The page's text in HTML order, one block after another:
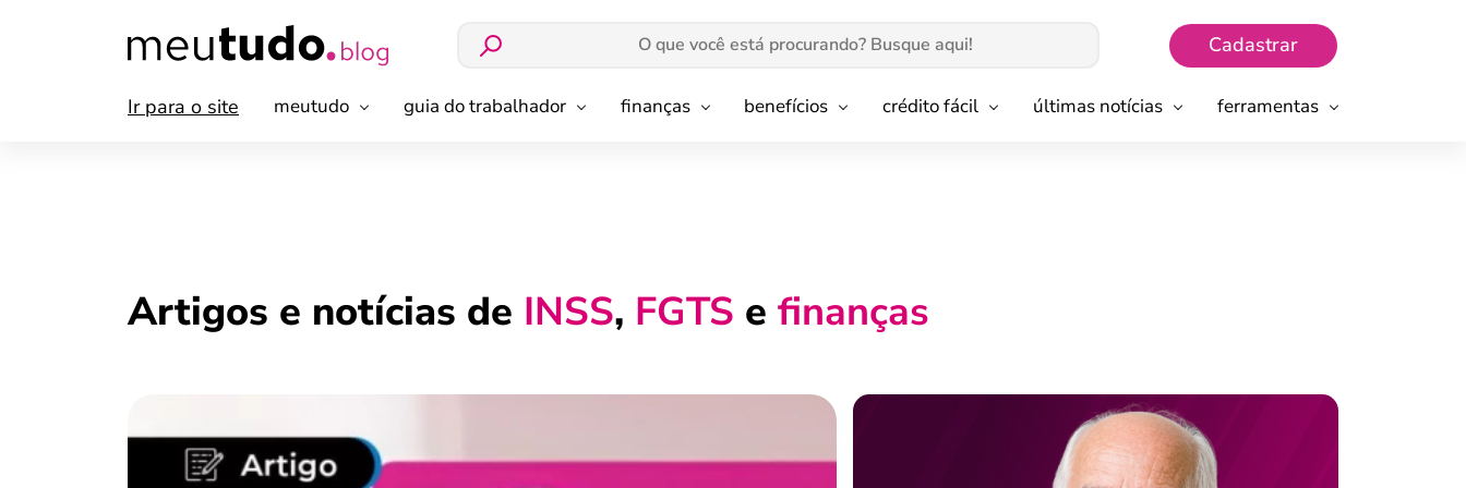
Cadastrar
Ir para o site meutudo guia do trabalhador finanças benefícios crédito fácil últimas notícias ferramentas
Artigos e notícias de INSS, FGTS e finanças